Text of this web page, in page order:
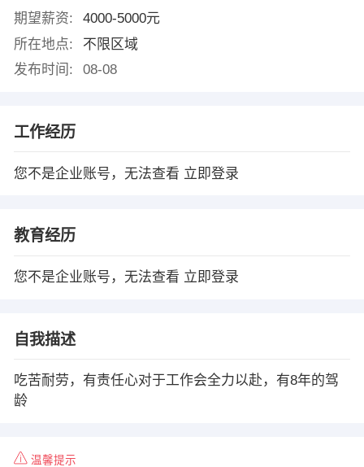
期望薪资:
4000-5000元
所在地点:
不限区域
发布时间:
08-08
工作经历
您不是企业账号，无法查看 立即登录
教育经历
您不是企业账号，无法查看 立即登录
自我描述
吃苦耐劳，有责任心对于工作会全力以赴，有8年的驾
龄
温馨提示